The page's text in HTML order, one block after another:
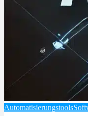
Automatisierungstools